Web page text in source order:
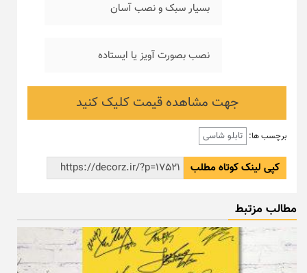
بسیار سبک و نصب آسان
نصب بصورت آویز یا ایستاده
جهت مشاهده قیمت کلیک کنید
برچسب ها: تابلو شاسی
کپی لینک کوتاه مطلب
مطالب مزتبط